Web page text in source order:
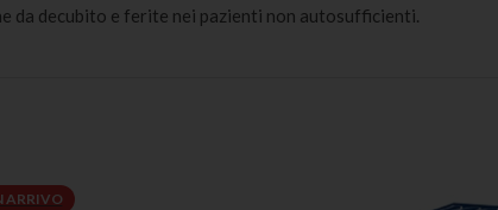
da decubito e ferite nei pazienti non autosufficienti.
ARRIVO